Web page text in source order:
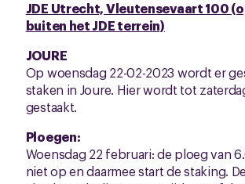
JDE Utrecht, Vleutensevaart 100
buiten het JDE terrein)
JOURE
Op woensdag 22-02-2023 wordt er
staken in Joure. Hier wordt tot
gestaakt.
Ploegen:
Woensdag 22 februari: de ploeg van
niet op en daarmee start de staking.